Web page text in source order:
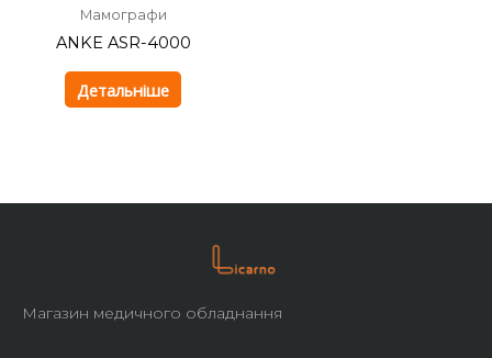
Мамографи
ANKE ASR-4000
Детальніше
Магазин медичного обладнання